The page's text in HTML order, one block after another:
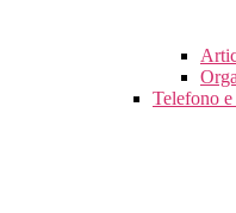
Telefono e